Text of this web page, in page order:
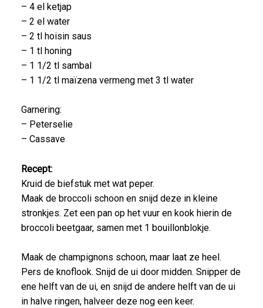
– 4 el ketjap
– 2 el water
– 2 tl hoisin saus
– 1 tl honing
– 1 1/2 tl sambal
– 1 1/2 tl maïzena vermeng met 3 tl water
Garnering:
– Peterselie
– Cassave
Recept:
Kruid de biefstuk met wat peper.
Maak de broccoli schoon en snijd deze in kleine
stronkjes. Zet een pan op het vuur en kook hierin de
broccoli beetgaar, samen met 1 bouillonblokje.
Maak de champignons schoon, maar laat ze heel.
Pers de knoflook. Snijd de ui door midden. Snipper de
ene helft van de ui, en snijd de andere helft van de ui
in halve ringen, halveer deze nog een keer.